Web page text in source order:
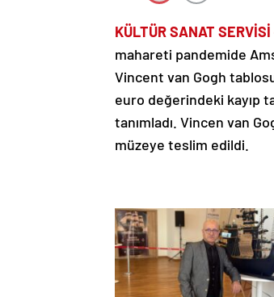
KÜLTÜR SANAT SERVİSİ
mahareti pandemide
Vincent van Gogh
euro değerindeki kayıp
tanımladı. Vincen van
müzeye teslim edildi.